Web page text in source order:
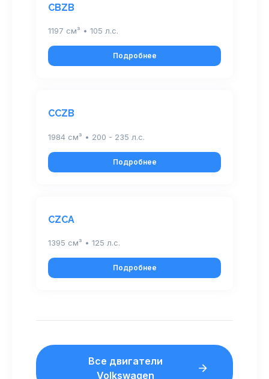
CBZB
1197 см³ • 105 л.с.
Подробнее
CCZB
1984 см³ • 200 - 235 л.с.
Подробнее
CZCA
1395 см³ • 125 л.с.
Подробнее
Все двигатели
Volkswagen